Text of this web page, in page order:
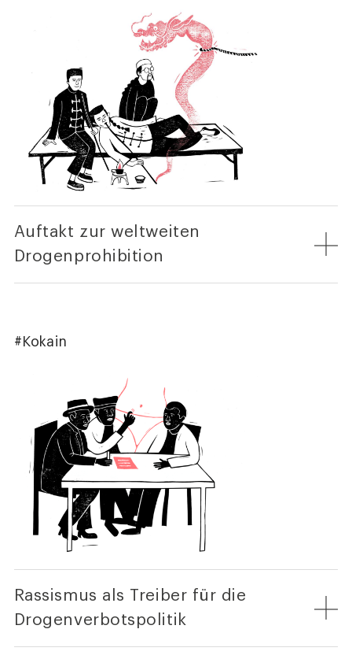
Auftakt zur weltweiten
Drogenprohibition
#Kokain
Rassismus als Treiber für die
Drogenverbotspolitik